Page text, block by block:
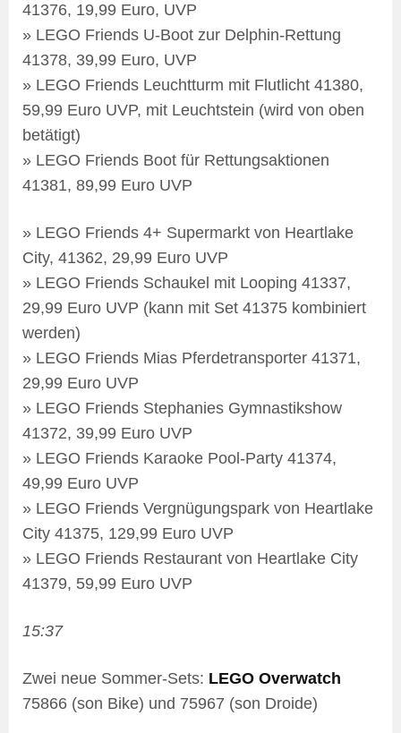
41376, 19,99 Euro, UVP
» LEGO Friends U-Boot zur Delphin-Rettung
41378, 39,99 Euro, UVP
» LEGO Friends Leuchtturm mit Flutlicht 41380,
59,99 Euro UVP, mit Leuchtstein (wird von oben
betätigt)
» LEGO Friends Boot für Rettungsaktionen
41381, 89,99 Euro UVP
» LEGO Friends 4+ Supermarkt von Heartlake
City, 41362, 29,99 Euro UVP
» LEGO Friends Schaukel mit Looping 41337,
29,99 Euro UVP (kann mit Set 41375 kombiniert
werden)
» LEGO Friends Mias Pferdetransporter 41371,
29,99 Euro UVP
» LEGO Friends Stephanies Gymnastikshow
41372, 39,99 Euro UVP
» LEGO Friends Karaoke Pool-Party 41374,
49,99 Euro UVP
» LEGO Friends Vergnügungspark von Heartlake
City 41375, 129,99 Euro UVP
» LEGO Friends Restaurant von Heartlake City
41379, 59,99 Euro UVP
15:37
Zwei neue Sommer-Sets: LEGO Overwatch
75866 (son Bike) und 75967 (son Droide)